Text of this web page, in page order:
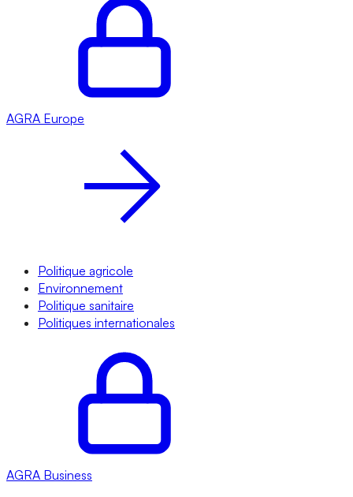
AGRA Europe
Politique agricole
Environnement
Politique sanitaire
Politiques internationales
AGRA Business